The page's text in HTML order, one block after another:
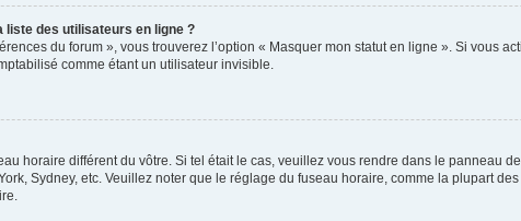
liste des utilisateurs en ligne ?
du forum », vous trouverez l’option « Masquer mon statut en ligne ». Si vous
comme étant un utilisateur invisible.
horaire différent du vôtre. Si tel était le cas, veuillez vous rendre dans le panneau
Sydney, etc. Veuillez noter que le réglage du fuseau horaire, comme la plupart